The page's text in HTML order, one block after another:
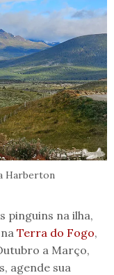
Harberton
pinguins na ilha,
Terra do Fogo,
a Março,
agende sua